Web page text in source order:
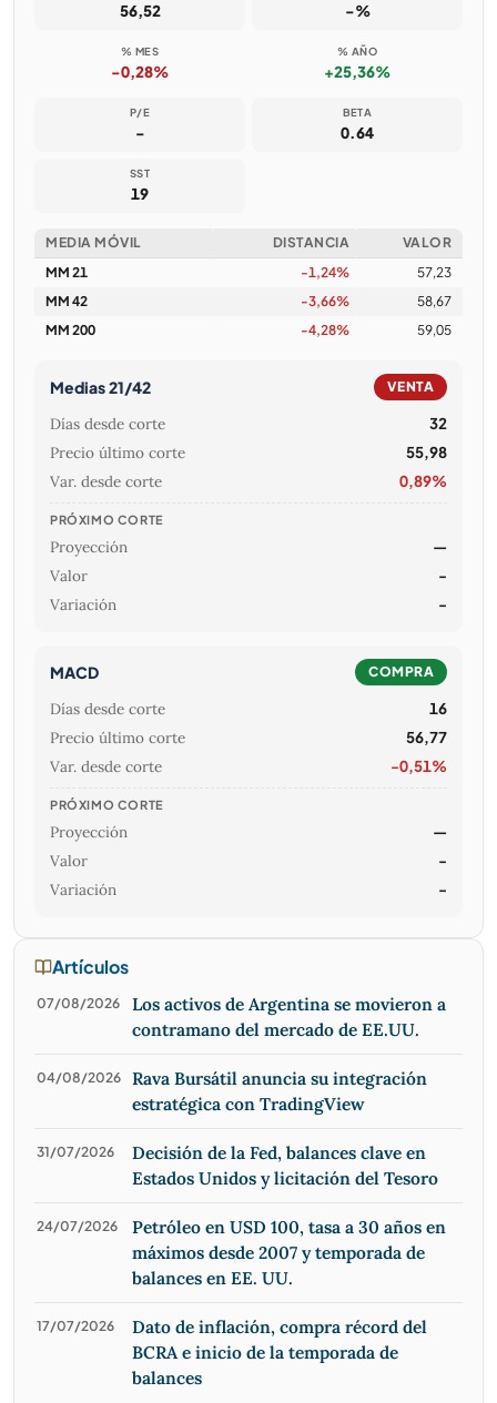
56,52 -%
% MES
-0,28%
% AÑO
+25,36%
P/E
-
BETA
0.64
SST
19
MEDIA MÓVIL DISTANCIA
VALOR
MM 21
-1,24%
57,23
MM 42
-3,66%
58,67
MM 200
-4,28% 59,05
Medias 21/42 VENTA
Días desde corte 32
Precio último corte 55,98
Var. desde corte 0,89%
PRÓXIMO CORTE
Proyección —
Valor -
Variación -
MACD COMPRA
Días desde corte 16
Precio último corte 56,77
Var. desde corte -0,51%
PRÓXIMO CORTE
Proyección —
Valor -
Variación -
Artículos
07/08/2026
Los activos de Argentina se movieron a
contramano del mercado de EE.UU.
04/08/2026
Rava Bursátil anuncia su integración
estratégica con TradingView
31/07/2026
Decisión de la Fed, balances clave en
Estados Unidos y licitación del Tesoro
24/07/2026
Petróleo en USD 100, tasa a 30 años en
máximos desde 2007 y temporada de
balances en EE. UU.
17/07/2026
Dato de inflación, compra récord del
BCRA e inicio de la temporada de
balances